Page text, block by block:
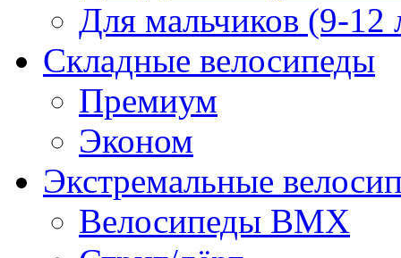
Для мальчиков (9-12
Складные велосипеды
Премиум
Эконом
Экстремальные
Велосипеды BMX